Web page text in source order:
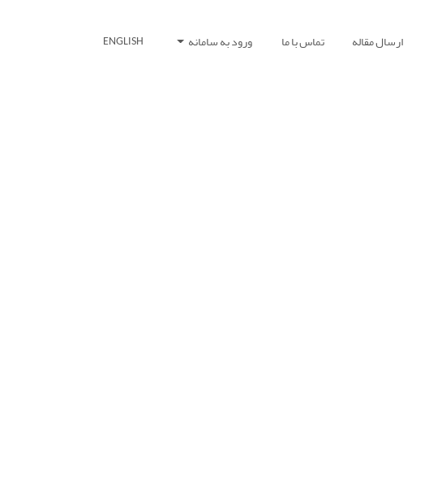
ارسال مقاله تماس با ما ورود به سامانه ENGLISH